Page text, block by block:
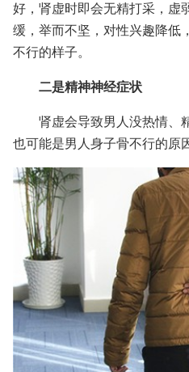
好，肾虚时即会无精打采，虚
缓，举而不坚，对性兴趣降低
不行的样子。
二是精神神经症状
肾虚会导致男人没热情、
也可能是男人身子骨不行的原